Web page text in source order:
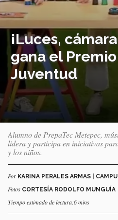
¡Luces,
gana el
Juventud
Alumno de PrepaTec Metepec,
lidera y participa en iniciativas
y los niños.
Por KARINA PERALES ARMAS |
Fotos CORTESÍA RODOLFO MUNGUÍA
Tiempo estimado de lectura:6 mins